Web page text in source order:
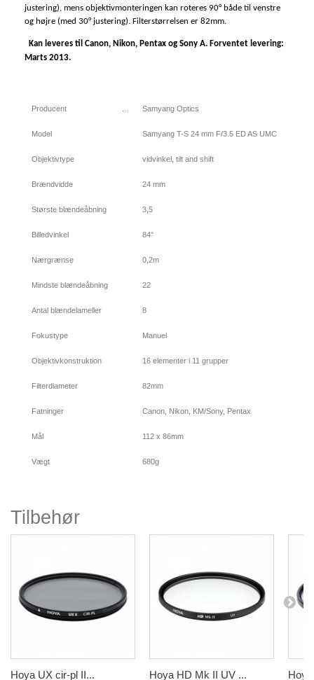
justering), mens objektivmonteringen kan roteres 90° både til venstre
og højre (med 30° justering). Filterstørrelsen er 82mm.
Kan leveres til Canon, Nikon, Pentax og Sony A. Forventet levering:
Marts 2013.
Producent Samyang Optics
Model Samyang T-S 24 mm F/3.5 ED AS UMC
Objektivtype vidvinkel, tilt and shift
Brændvidde 24 mm
Største blændeåbning 3,5
Billedvinkel 84°
Nærgrænse 0,2m
Mindste blændeåbning 22
Antal blændelameller 8
Fokustype Manuel
Objektivkonstruktion 16 elementer i 11 grupper
Filterdiameter 82mm
Fatninger Canon, Nikon, KM/Sony, Pentax
Mål 112 x 86mm
Vægt 680g
Tilbehør
Hoya UX cir-pl II... Hoya HD Mk II UV ...